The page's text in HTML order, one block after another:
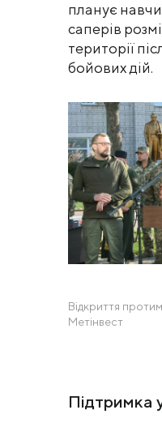
планує
саперів
території
бойових дій.
Відкриття
Метінвест
Підтримка